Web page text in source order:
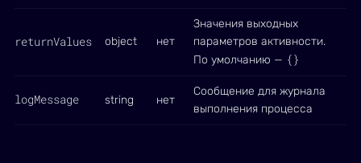
returnValues object нет
Значения выходных
параметров активности.
По умолчанию — {}
logMessage string нет
Сообщение для журнала
выполнения процесса